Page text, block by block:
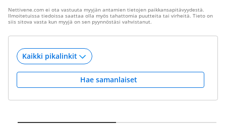
Nettivene.com ei ota vastuuta myyjän antamien tietojen paikkansapitävyydestä.
Ilmoitetuissa tiedoissa saattaa olla myös tahattomia puutteita tai virheitä. Tieto on
siis sitova vasta kun myyjä on sen pyynnöstäsi vahvistanut.
Hae samanlaiset